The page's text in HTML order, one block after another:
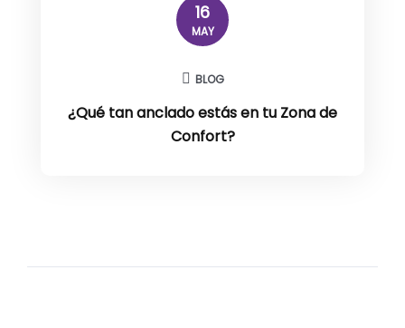
16
MAY
BLOG
¿Qué tan anclado estás en tu Zona de
Confort?